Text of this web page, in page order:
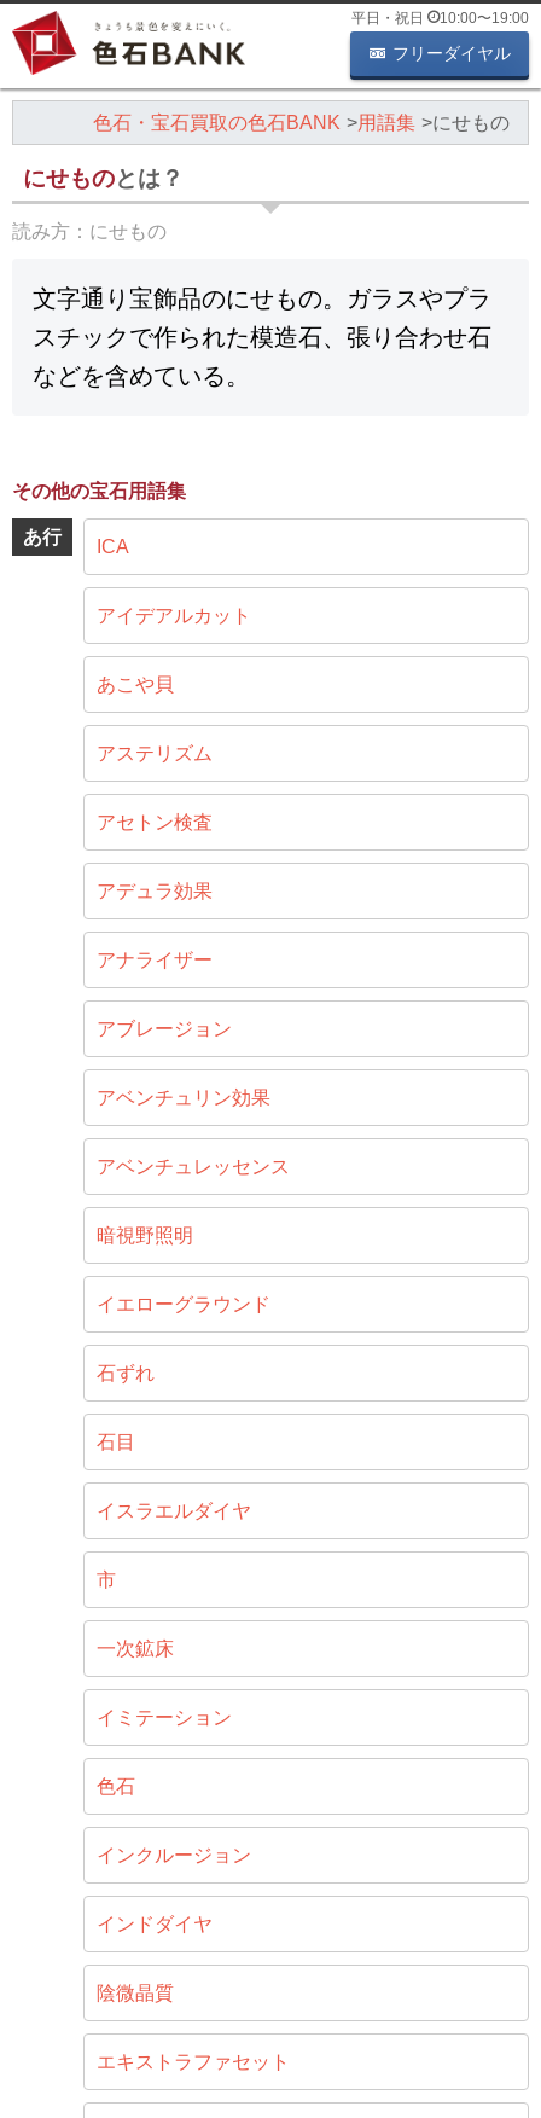
平日・祝日 10:00〜19:00
フリーダイヤル
色石・宝石買取の色石BANK 用語集 にせもの
にせものとは？
読み方： にせもの
文字通り宝飾品のにせもの。ガラスやプラ
スチックで作られた模造石、張り合わせ石
などを含めている。
その他の宝石用語集
あ行 ICA
アイデアルカット
あこや貝
アステリズム
アセトン検査
アデュラ効果
アナライザー
アブレージョン
アベンチュリン効果
アベンチュレッセンス
暗視野照明
イエローグラウンド
石ずれ
石目
イスラエルダイヤ
市
一次鉱床
イミテーション
色石
インクルージョン
インドダイヤ
陰微晶質
エキストラファセット